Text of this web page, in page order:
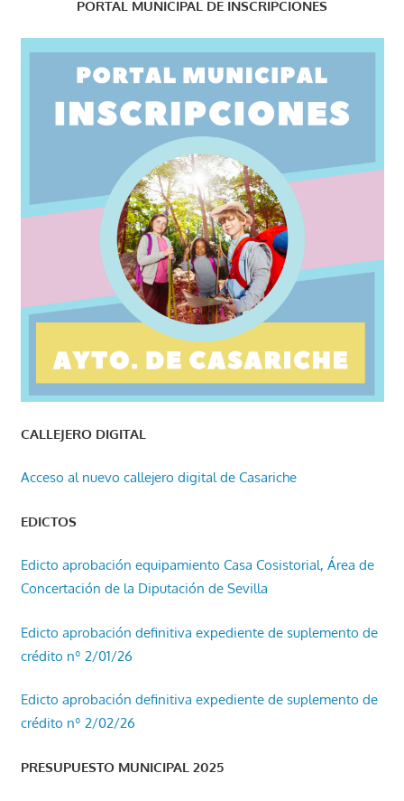
PORTAL MUNICIPAL DE INSCRIPCIONES
CALLEJERO DIGITAL
Acceso al nuevo callejero digital de Casariche
EDICTOS
Edicto aprobación equipamiento Casa Cosistorial, Área de
Concertación de la Diputación de Sevilla
Edicto aprobación definitiva expediente de suplemento de
crédito nº 2/01/26
Edicto aprobación definitiva expediente de suplemento de
crédito nº 2/02/26
PRESUPUESTO MUNICIPAL 2025